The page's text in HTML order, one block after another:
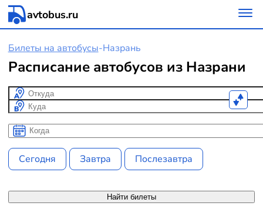
avtobus.ru
Билеты на автобусы-Назрань
Расписание автобусов из Назрани
Откуда
Куда
Когда
Когда
Сегодня Завтра Послезавтра
Найти билеты